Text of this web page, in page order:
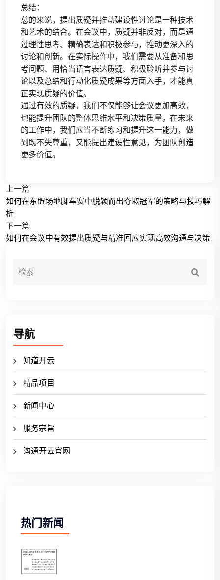
总结：
总的来说，提出质疑并推动建设性讨论是一种技术
和艺术的结合。在会议中，质疑并非反对，而是通
过理性思考、精确表达和积极参与，推动更深入的
讨论和创新。在实际操作中，我们需要从准备和思
考问题、用恰当语言表达质疑、积极聆听并参与讨
论以及总结和行动化质疑成果等方面入手，才能真
正实现质疑的价值。
通过有效的质疑，我们不仅能够让会议更加高效，
也能提升团队的整体思维水平和决策质量。在未来
的工作中，我们应当不断练习和提升这一能力，做
到既不失尊重，又能提出建设性意见，为团队创造
更多价值。
上一篇
如何在东盟场地脚车赛中脱颖而出夺取冠军的策略与技巧解
析
下一篇
如何在会议中有效提出质疑与精准回应实现高效沟通与决策
导航
知道开云
精品项目
新闻中心
服务宗旨
沟通开云官网
热门新闻